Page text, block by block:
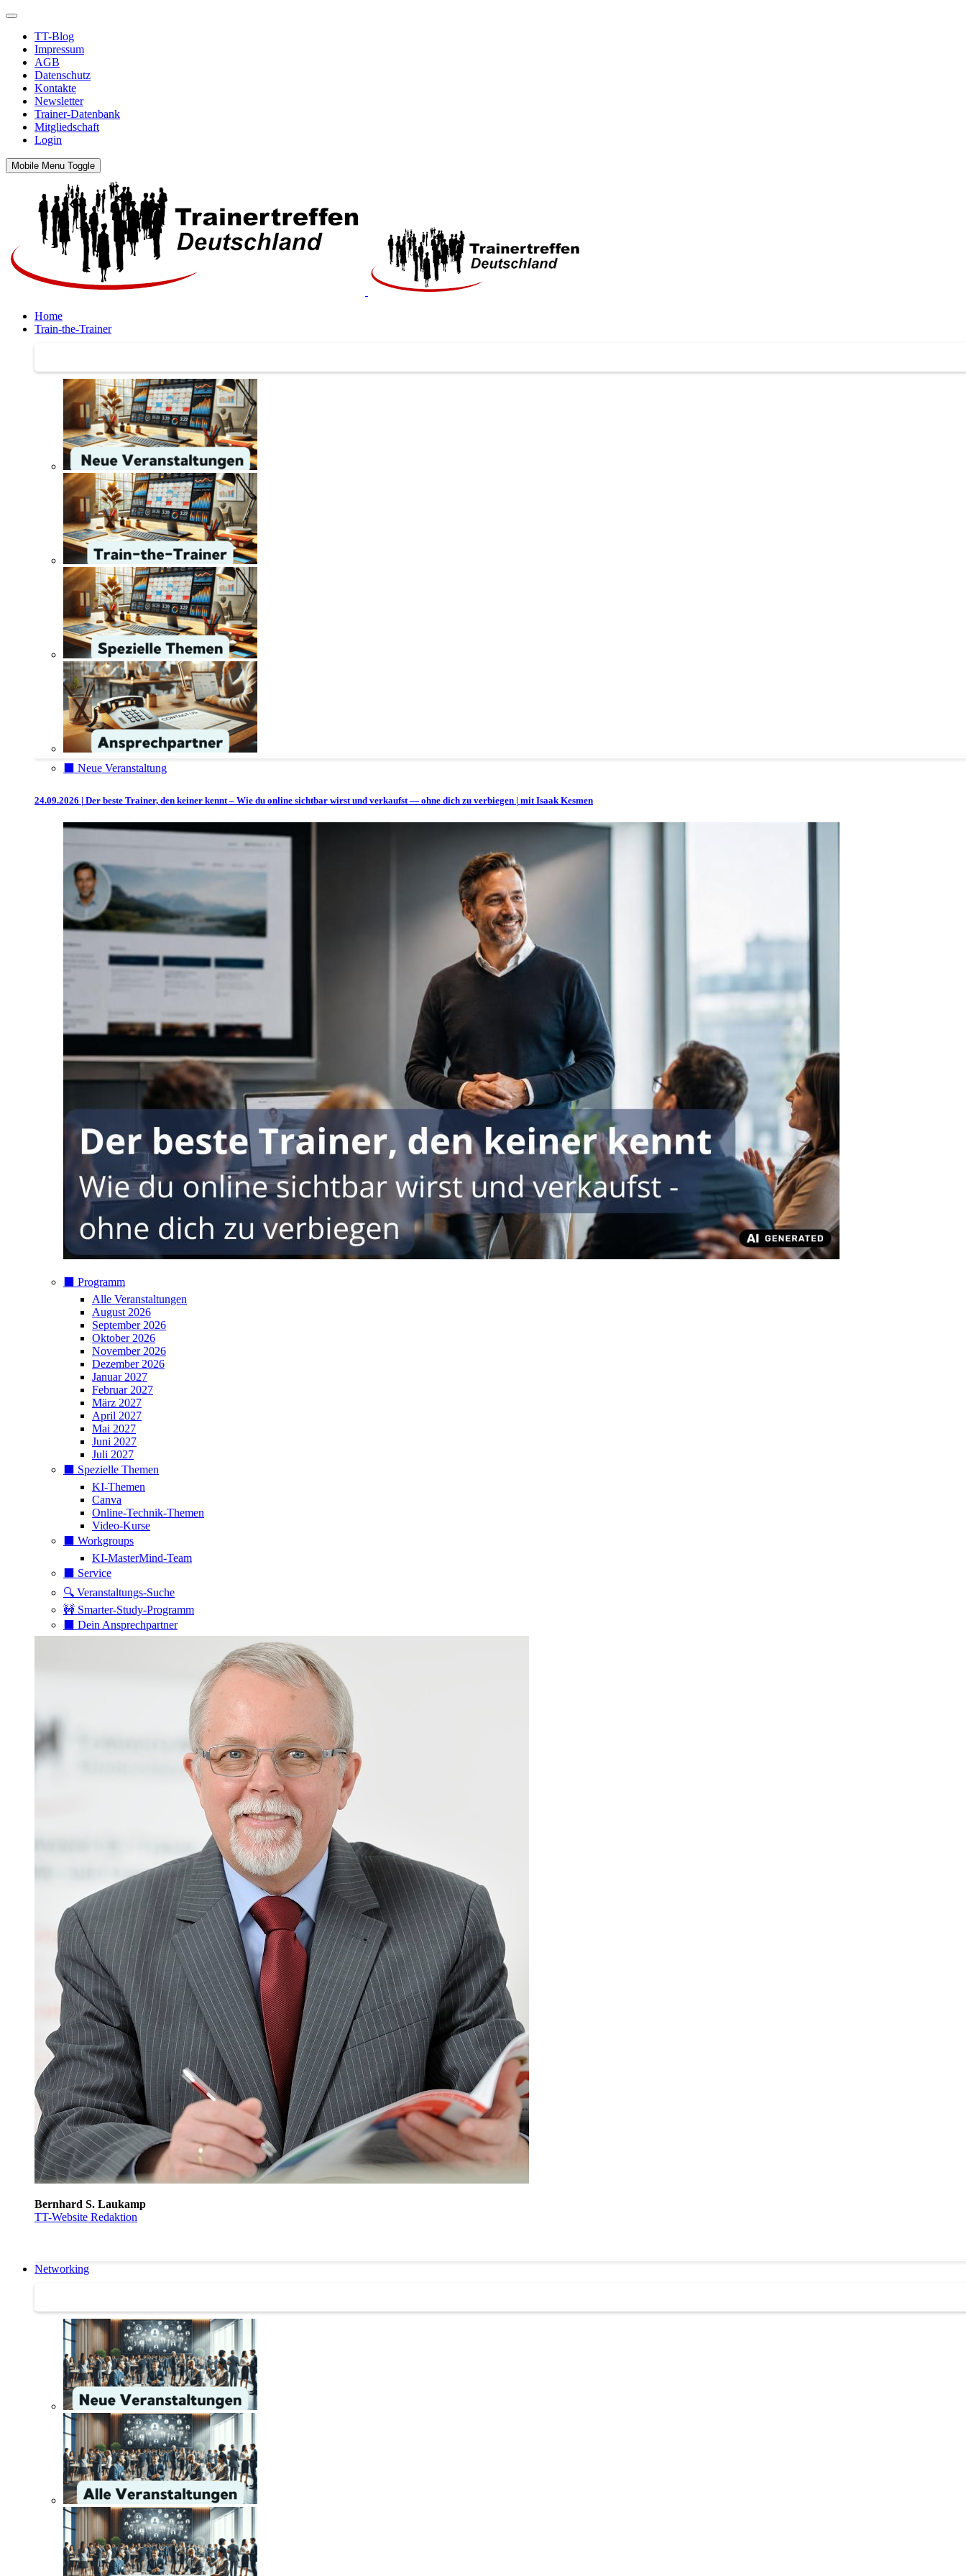
TT-Blog
Impressum
AGB
Datenschutz
Kontakte
Newsletter
Trainer-Datenbank
Mitgliedschaft
Login
Mobile Menu Toggle
Home
Train-the-Trainer
⬛️ Neue Veranstaltung
24.09.2026 | Der beste Trainer, den keiner kennt – Wie du online sichtbar wirst und verkaufst — ohne dich zu verbiegen | mit Isaak Kesmen
⬛️ Programm
Alle Veranstaltungen
August 2026
September 2026
Oktober 2026
November 2026
Dezember 2026
Januar 2027
Februar 2027
März 2027
April 2027
Mai 2027
Juni 2027
Juli 2027
⬛️ Spezielle Themen
KI-Themen
Canva
Online-Technik-Themen
Video-Kurse
⬛️ Workgroups
KI-MasterMind-Team
⬛️ Service
🔍 Veranstaltungs-Suche
🚧 Smarter-Study-Programm
⬛️ Dein Ansprechpartner
Bernhard S. Laukamp
TT-Website Redaktion
Networking